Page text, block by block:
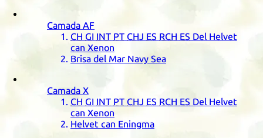
Camada AF
CH GI INT PT CHJ ES RCH ES Del Helvet
can Xenon
Brisa del Mar Navy Sea
Camada X
CH GI INT PT CHJ ES RCH ES Del Helvet
can Xenon
Helvet can Eningma